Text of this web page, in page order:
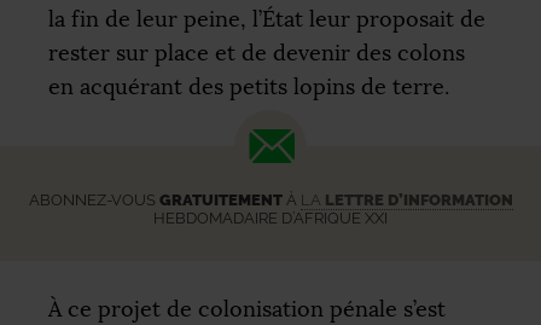
la fin de leur peine, l’État leur proposait de
rester sur place et de devenir des colons
en acquérant des petits lopins de terre.
ABONNEZ-VOUS GRATUITEMENTÀ LA LETTRE D’INFORMATION
HEBDOMADAIRE D’AFRIQUE XXI
À ce projet de colonisation pénale s’est